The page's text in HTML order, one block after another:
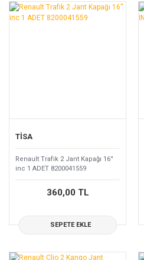
TİSA
Renault Trafik 2 Jant Kapağı 16''
inc 1 ADET 8200041559
360,00 TL
SEPETE EKLE